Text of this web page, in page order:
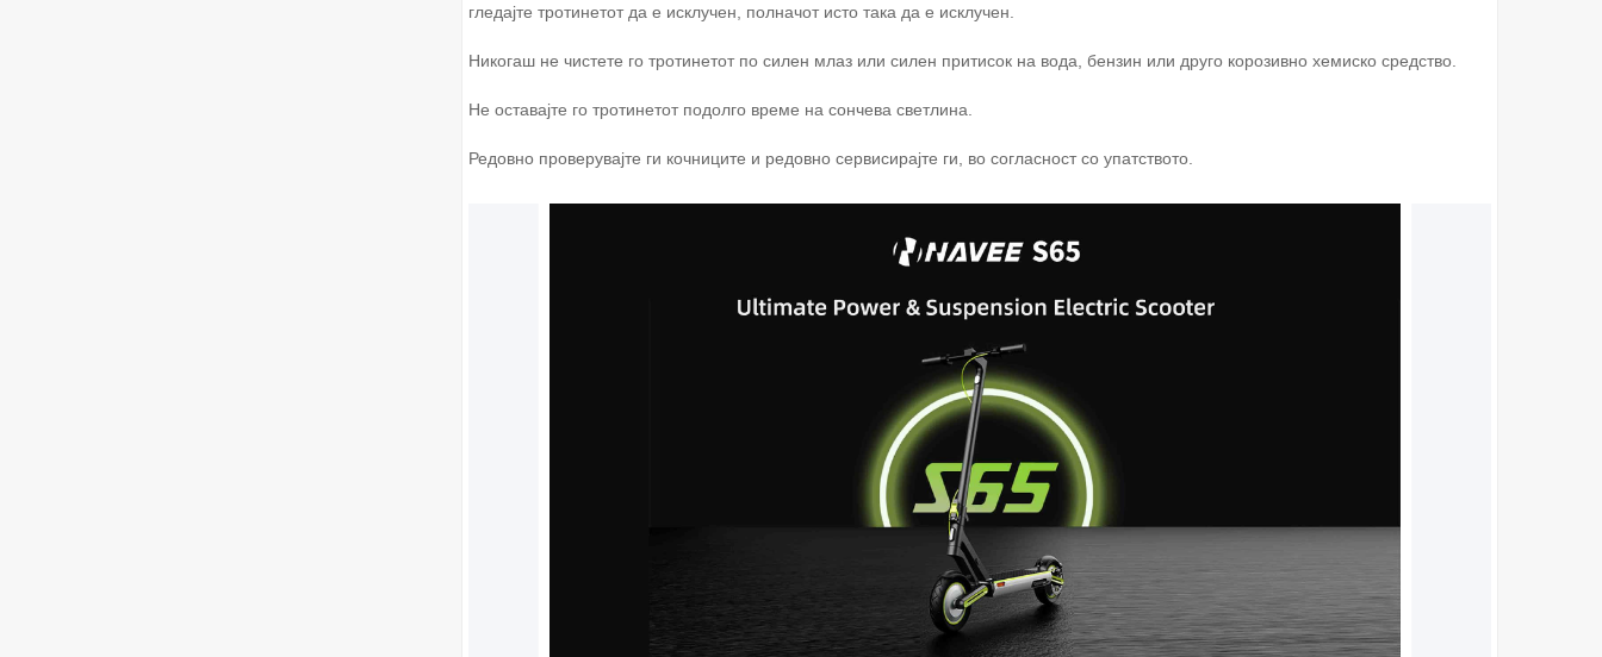
гледајте тротинетот да е исклучен, полначот исто така да е исклучен.
Никогаш не чистете го тротинетот по силен млаз или силен притисок на вода, бензин или друго корозивно хемиско средство.
Не оставајте го тротинетот подолго време на сончева светлина.
Редовно проверувајте ги кочниците и редовно сервисирајте ги, во согласност со упатството.